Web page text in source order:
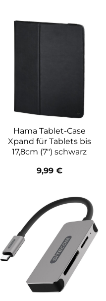
Hama Tablet-Case
Xpand für Tablets bis
17,8cm (7″) schwarz
9,99 €